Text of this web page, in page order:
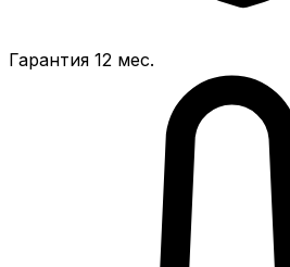
Гарантия 12 мес.